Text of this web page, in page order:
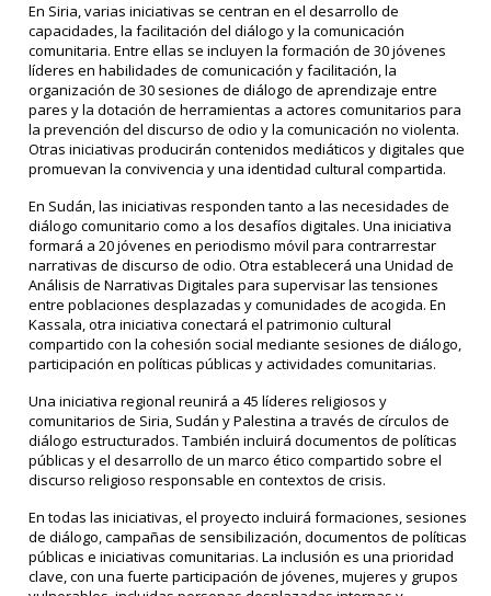
En Siria, varias iniciativas se centran en el desarrollo de
capacidades, la facilitación del diálogo y la comunicación
comunitaria. Entre ellas se incluyen la formación de 30 jóvenes
líderes en habilidades de comunicación y facilitación, la
organización de 30 sesiones de diálogo de aprendizaje entre
pares y la dotación de herramientas a actores comunitarios para
la prevención del discurso de odio y la comunicación no violenta.
Otras iniciativas producirán contenidos mediáticos y digitales que
promuevan la convivencia y una identidad cultural compartida.
En Sudán, las iniciativas responden tanto a las necesidades de
diálogo comunitario como a los desafíos digitales. Una iniciativa
formará a 20 jóvenes en periodismo móvil para contrarrestar
narrativas de discurso de odio. Otra establecerá una Unidad de
Análisis de Narrativas Digitales para supervisar las tensiones
entre poblaciones desplazadas y comunidades de acogida. En
Kassala, otra iniciativa conectará el patrimonio cultural
compartido con la cohesión social mediante sesiones de diálogo,
participación en políticas públicas y actividades comunitarias.
Una iniciativa regional reunirá a 45 líderes religiosos y
comunitarios de Siria, Sudán y Palestina a través de círculos de
diálogo estructurados. También incluirá documentos de políticas
públicas y el desarrollo de un marco ético compartido sobre el
discurso religioso responsable en contextos de crisis.
En todas las iniciativas, el proyecto incluirá formaciones, sesiones
de diálogo, campañas de sensibilización, documentos de políticas
públicas e iniciativas comunitarias. La inclusión es una prioridad
clave, con una fuerte participación de jóvenes, mujeres y grupos